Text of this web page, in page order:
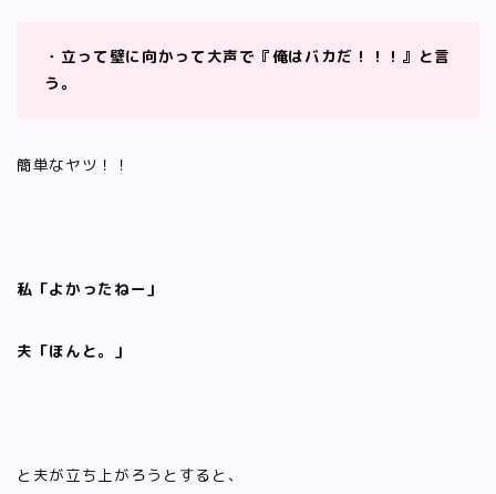
・立って壁に向かって大声で『俺はバカだ！！！』と言
う。
簡単なヤツ！！
私「よかったねー」
夫「ほんと。」
と夫が立ち上がろうとすると、